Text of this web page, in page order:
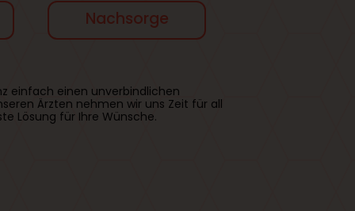
Nachsorge
einfach einen unverbindlichen
Ärzten nehmen wir uns Zeit für all
Lösung für Ihre Wünsche.